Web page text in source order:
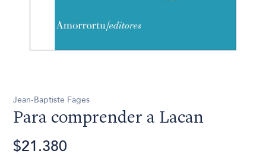
Jean-Baptiste Fages
Para comprender a Lacan
$21.380